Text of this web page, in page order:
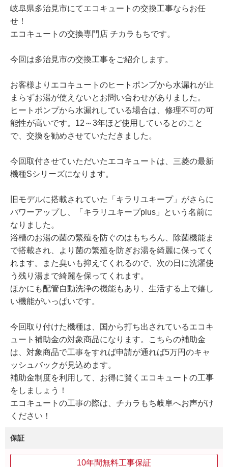
岐阜県多治見市にてエコキュートの交換工事ならお任
せ！
エコキュートの交換専門店 チカラもちです。
今回は多治見市の交換工事をご紹介します。
お客様よりエコキュートのヒートポンプから水漏れが止
まらずお湯が使えないとお問い合わせがありました。
ヒートポンプから水漏れしている場合は、修理不可の可
能性が高いです。12～3年ほど使用しているとのこと
で、交換を勧めさせていただきました。
今回取付させていただいたエコキュートは、三菱の最新
機種Sシリーズになります。
旧モデルに搭載されていた「キラリユキープ」がさらに
パワーアップし、「キラリユキープplus」という名前に
なりました。
浴槽のお湯の菌の繁殖を防ぐのはもちろん、除菌機能ま
で搭載され、より菌の繁殖を防ぎお湯を綺麗に保ってく
れます。また臭いも抑えてくれるので、次の日に洗濯使
う残り湯まで綺麗を保ってくれます。
ほかにも配管自動洗浄の機能もあり、生活する上で嬉し
い機能がいっぱいです。
今回取り付けた機種は、国から打ち出されているエコキ
ュート補助金の対象商品になります。こちらの補助金
は、対象商品で工事をすれば申請が通れば5万円のキャ
ッシュバックが見込めます。
補助金制度を利用して、お得に賢くエコキュートの工事
をしましょう！
エコキュートの工事の際は、チカラもち岐阜へお声がけ
ください！
保証
10年間無料工事保証